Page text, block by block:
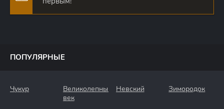
ПОПУЛЯРНЫЕ
Чукур
Великолепный
век
Невский Зимородок